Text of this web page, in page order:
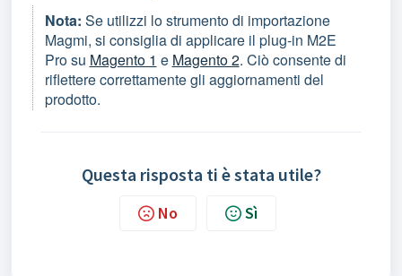
Nota: Se utilizzi lo strumento di importazione
Magmi, si consiglia di applicare il plug-in M2E
Prosu Magento 1 e Magento 2. Ciò consente di
riflettere correttamente gli aggiornamenti del
prodotto.
Questa risposta ti è stata utile?
No Sì